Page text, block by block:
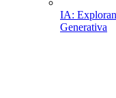
IA:
Generativa